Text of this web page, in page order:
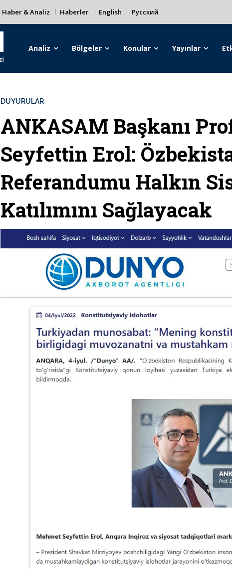
Haber & Analiz Haberler English Русский
Analiz Bölgeler Konular Yayınlar
DUYURULAR
ANKASAM Başkanı
Seyfettin Erol:
Referandumu Halkın
Katılımını Sağlayacak